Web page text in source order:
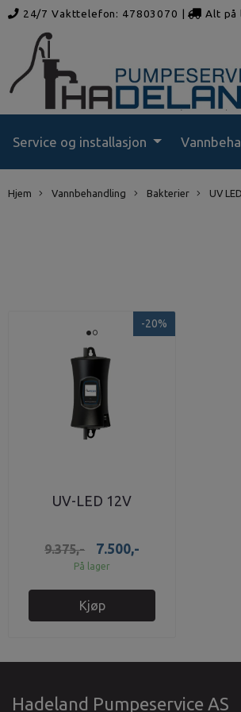
24/7 Vakttelefon: 47803070 | Alt på
rådgivning
Service og installasjon
Hjem Vannbehandling Bakterier UV
-20%
UV-LED 12V
9.375,- 7.500,-
På lager
Kjøp
Hadeland Pumpeservice AS